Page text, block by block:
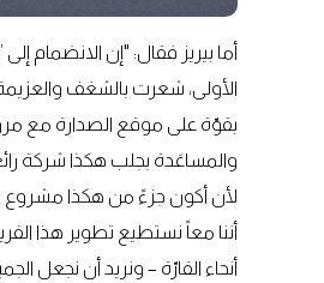
الأولى، شعرت بالشغف
بقوّة على موقع الصدارة مع
لأن أكون جزءً من هكذا مشروع
أننا معاً نستطيع تطوير هذا
أنحاء القارّة – ونريد أن نجعل